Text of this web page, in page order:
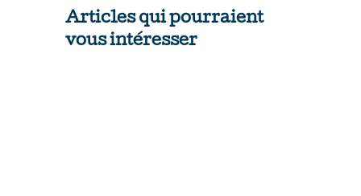
Articles qui pourraient
vous intéresser